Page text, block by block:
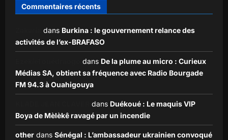
Commentaires récents
dans Burkina : le gouvernement relance des
activités de l’ex-BRAFASO
dans De la plume au micro : Curieux
Médias SA, obtient sa fréquence avec Radio Bourgade
FM 94.3 à Ouahigouya
dans Duékoué : Le maquis VIP
Boya de Mèlèkê ravagé par un incendie
other dans Sénégal : L’ambassadeur ukrainien convoqué